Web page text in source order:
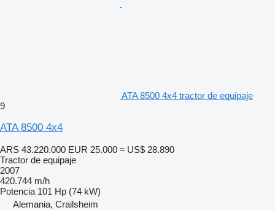
ATA 8500 4x4 tractor de equipaje
9
ATA 8500 4x4
ARS 43.220.000 EUR 25.000 ≈ US$ 28.890
Tractor de equipaje
2007
420.744 m/h
Potencia 101 Hp (74 kW)
Alemania, Crailsheim